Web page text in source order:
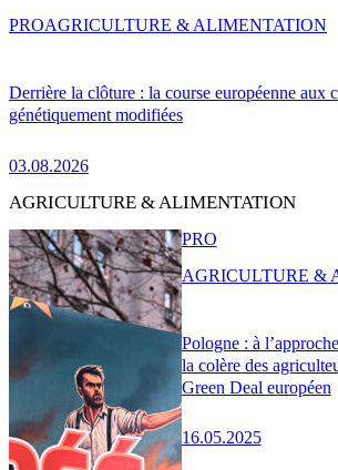
Derrière la clôture : la course européenne aux
génétiquement modifiées
03.08.2026
PROAGRICULTURE & ALIMENTATION
AGRICULTURE & ALIMENTATION
Pologne : à
la colère des
Green Deal européen
16.05.2025
PRO
AGRICULTURE &